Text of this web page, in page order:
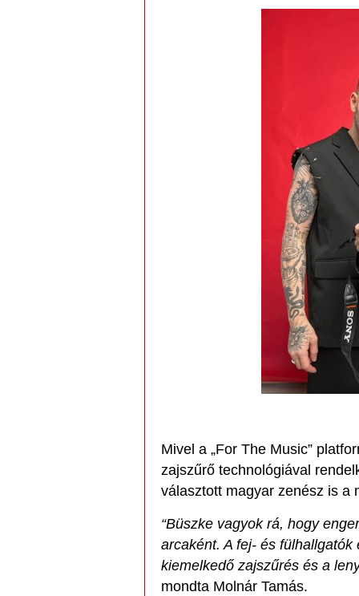
Mivel a „For The Music”
zajszűrő technológiával
választott magyar zenész is
“Büszke vagyok rá, hogy
arcaként. A fej- és
kiemelkedő zajszűrés és a
mondta Molnár Tamás.